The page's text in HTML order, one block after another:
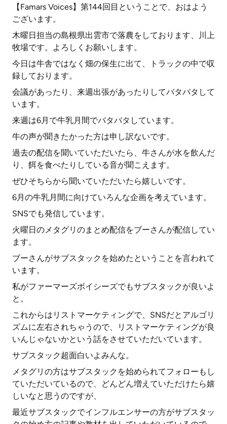
【Famars Voices】第144回目ということで、おはよう
ございます。
木曜日担当の島根県出雲市で落農をしております、川上
牧場です。よろしくお願いします。
今日は牛舎ではなく畑の保生に出て、トラックの中で収
録しております。
会議があったり、来週出張があったりしてバタバタして
います。
来週は6月で牛乳月間でバタバタしています。
牛の声が聞きたかった方は申し訳ないです。
過去の配信を聞いていただいたら、牛さんが水を飲んだ
り、餌を食べたりしている音が聞こえます。
ぜひそちらから聞いていただいたら嬉しいです。
6月の牛乳月間に向けていろんな企画を考えています。
SNSでも発信しています。
火曜日のメタグリのまとめ配信をブーさんが配信してい
ます。
ブーさんがサブスタックを始めたということを言われて
います。
私がファーマーズボイシーズでもサブスタックが良いよ
と。
これからはリストマーケティングで、SNSだとアルゴリ
ズムに左右されちゃうので、リストマーケティングが良
いんじゃないかという話をさせていただいています。
サブスタック超面白いよみんな。
メタグリの方はサブスタックを始められてフォローもし
ていただいているので、どんどん増えていただけたら嬉
しいなと思うのですが、
最近サブスタックでインフルエンサーの方がサブスタッ